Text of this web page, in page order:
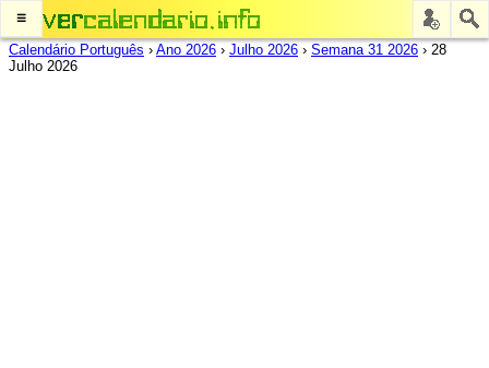
≡
Calendário Português › Ano 2026 › Julho 2026 › Semana 31 2026 › 28
Julho 2026